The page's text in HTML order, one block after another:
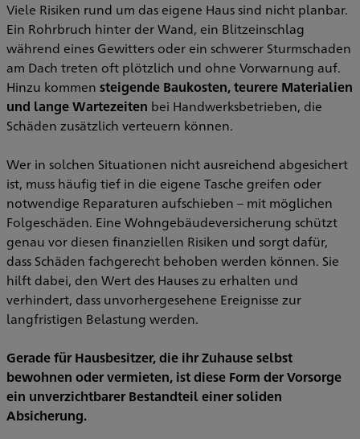
Viele Risiken rund um das eigene Haus sind nicht planbar.
Ein Rohrbruch hinter der Wand, ein Blitzeinschlag
während eines Gewitters oder ein schwerer Sturmschaden
am Dach treten oft plötzlich und ohne Vorwarnung auf.
Hinzu kommen steigende Baukosten, teurere Materialien
und lange Wartezeiten bei Handwerksbetrieben, die
Schäden zusätzlich verteuern können.
Wer in solchen Situationen nicht ausreichend abgesichert
ist, muss häufig tief in die eigene Tasche greifen oder
notwendige Reparaturen aufschieben – mit möglichen
Folgeschäden. Eine Wohngebäudeversicherung schützt
genau vor diesen finanziellen Risiken und sorgt dafür,
dass Schäden fachgerecht behoben werden können. Sie
hilft dabei, den Wert des Hauses zu erhalten und
verhindert, dass unvorhergesehene Ereignisse zur
langfristigen Belastung werden.
Gerade für Hausbesitzer, die ihr Zuhause selbst
bewohnen oder vermieten, ist diese Form der Vorsorge
ein unverzichtbarer Bestandteil einer soliden
Absicherung.